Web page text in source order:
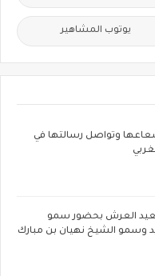
يوتوب المشاهير
وتواصل رسالتها في
تحتفي بالذكرى 27 لعيد العرش بحضور سمو
وسمو الشيخ نهيان بن مبارك